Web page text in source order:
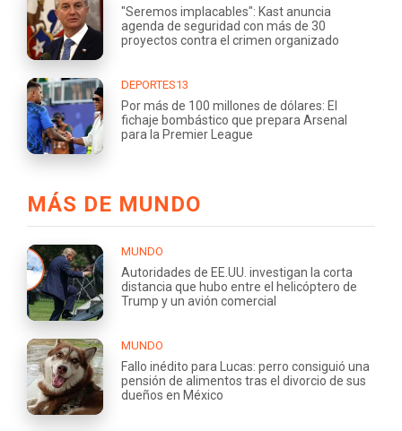
"Seremos implacables": Kast anuncia
agenda de seguridad con más de 30
proyectos contra el crimen organizado
DEPORTES13
Por más de 100 millones de dólares: El
fichaje bombástico que prepara Arsenal
para la Premier League
MÁS DE MUNDO
MUNDO
Autoridades de EE.UU. investigan la corta
distancia que hubo entre el helicóptero de
Trump y un avión comercial
MUNDO
Fallo inédito para Lucas: perro consiguió una
pensión de alimentos tras el divorcio de sus
dueños en México